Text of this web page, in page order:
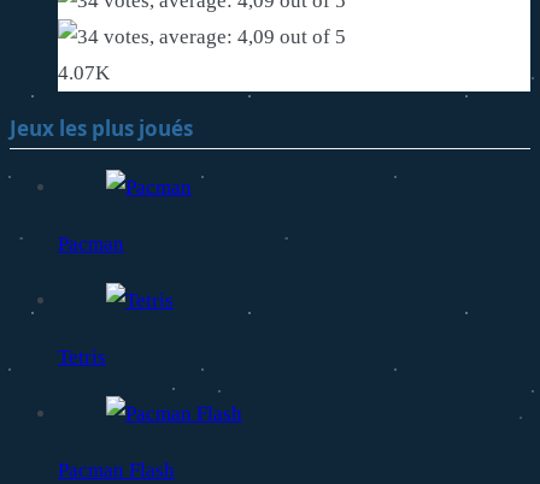
4.07K
Jeux les plus joués
Pacman
Tetris
Pacman Flash